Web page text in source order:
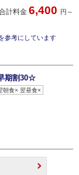
計料金 6,400 円～
参考にしています
期割30☆
朝食× 翌昼食×